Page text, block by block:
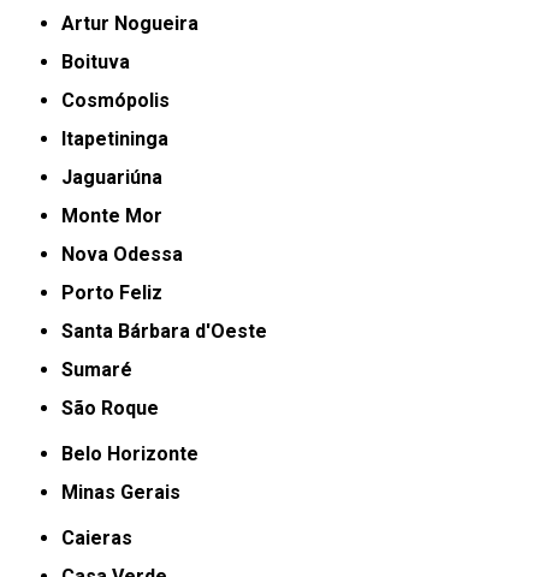
Artur Nogueira
Boituva
Cosmópolis
Itapetininga
Jaguariúna
Monte Mor
Nova Odessa
Porto Feliz
Santa Bárbara d'Oeste
Sumaré
São Roque
Belo Horizonte
Minas Gerais
Caieras